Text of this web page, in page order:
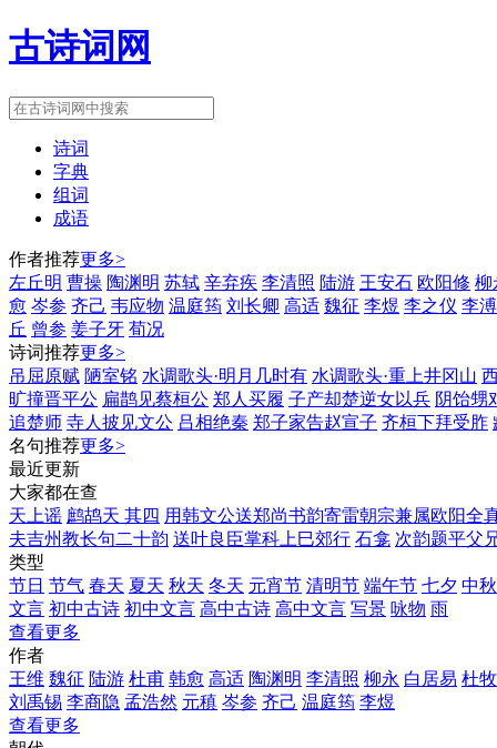
古诗词网
诗词
字典
组词
成语
作者推荐更多>
左丘明 曹操 陶渊明 苏轼 辛弃疾 李清照 陆游 王安石 欧阳修 柳
愈 岑参 齐己 韦应物 温庭筠 刘长卿 高适 魏征 李煜 李之仪 李溥
丘 曾参 姜子牙 荀况
诗词推荐更多>
吊屈原赋 陋室铭 水调歌头·明月几时有 水调歌头·重上井冈山
旷撞晋平公 扁鹊见蔡桓公 郑人买履 子产却楚逆女以兵 阴饴甥
追楚师 寺人披见文公 吕相绝秦 郑子家告赵宣子 齐桓下拜受胙
名句推荐更多>
最近更新
大家都在查
天上谣 鹧鸪天 其四 用韩文公送郑尚书韵寄雷朝宗兼属欧阳全
夫吉州教长句二十韵 送叶良臣掌科上巳郊行 石龛 次韵题平父
类型
节日 节气 春天 夏天 秋天 冬天 元宵节 清明节 端午节 七夕 中秋
文言 初中古诗 初中文言 高中古诗 高中文言 写景 咏物 雨
查看更多
作者
王维 魏征 陆游 杜甫 韩愈 高适 陶渊明 李清照 柳永 白居易 杜牧
刘禹锡 李商隐 孟浩然 元稹 岑参 齐己 温庭筠 李煜
查看更多